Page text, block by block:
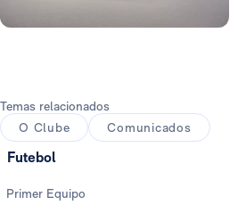
Temas relacionados
O Clube
Comunicados
Futebol
Primer Equipo